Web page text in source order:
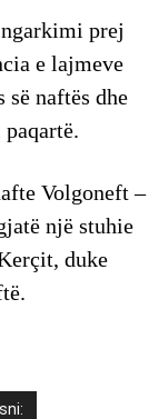
prej
e lajmeve
së naftës dhe
Volgoneft –
një stuhie
duke